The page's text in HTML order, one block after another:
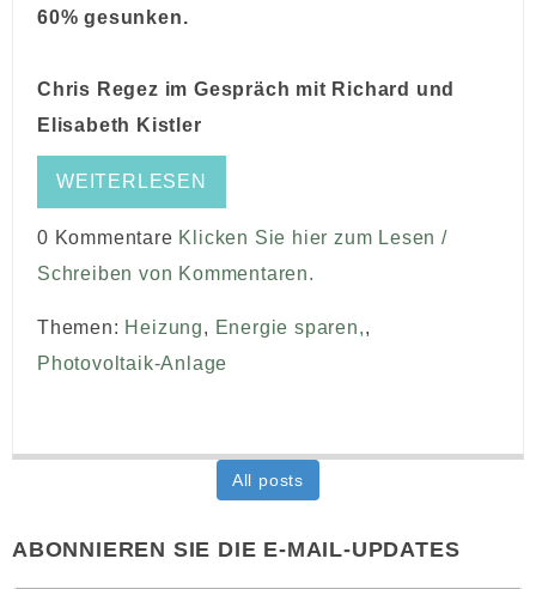
60% gesunken.
Chris Regez im Gespräch mit Richard und
Elisabeth Kistler
WEITERLESEN
0 Kommentare Klicken Sie hier zum Lesen /
Schreiben von Kommentaren.
Themen: Heizung, Energie sparen,,
Photovoltaik-Anlage
All posts
ABONNIEREN SIE DIE E-MAIL-UPDATES